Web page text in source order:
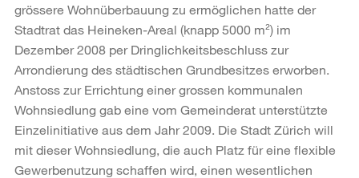
grössere Wohnüberbauung zu ermöglichen hatte der
Stadtrat das Heineken-Areal (knapp 5000 m²) im
Dezember 2008 per Dringlichkeitsbeschluss zur
Arrondierung des städtischen Grundbesitzes erworben.
Anstoss zur Errichtung einer grossen kommunalen
Wohnsiedlung gab eine vom Gemeinderat unterstützte
Einzelinitiative aus dem Jahr 2009. Die Stadt Zürich will
mit dieser Wohnsiedlung, die auch Platz für eine flexible
Gewerbenutzung schaffen wird, einen wesentlichen